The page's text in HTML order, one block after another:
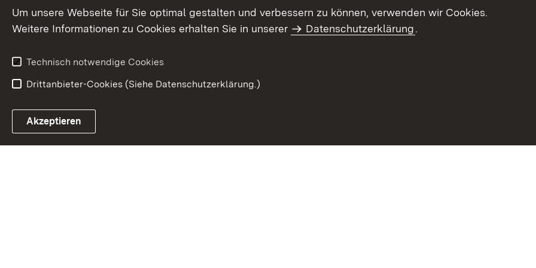
Um unsere Webseite für Sie optimal gestalten und verbessern zu können, verwenden wir Cookies.
Weitere Informationen zu Cookies erhalten Sie in unserer
Datenschutzerklärung.
Technisch notwendige Cookies
Drittanbieter-Cookies (Siehe Datenschutzerklärung.)
Akzeptieren